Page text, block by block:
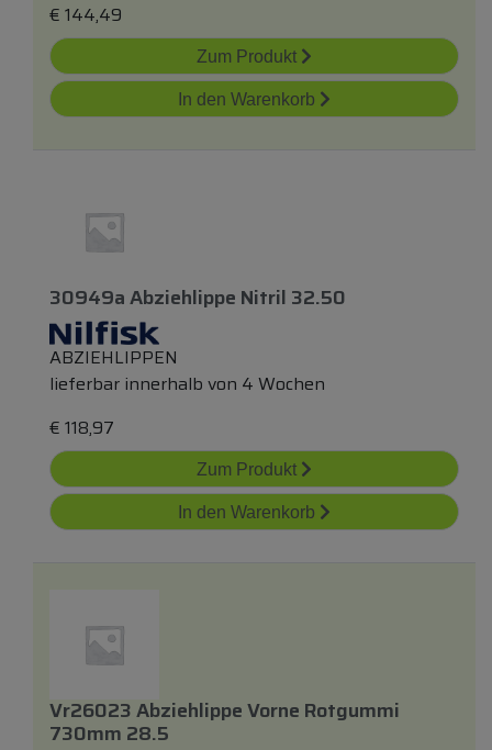
€ 144,49
Zum Produkt
In den Warenkorb
30949a Abziehlippe Nitril 32.50
ABZIEHLIPPEN
lieferbar innerhalb von 4 Wochen
€ 118,97
Zum Produkt
In den Warenkorb
Vr26023 Abziehlippe Vorne Rotgummi
730mm 28.5